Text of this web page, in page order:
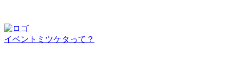
イベントミツケタって？